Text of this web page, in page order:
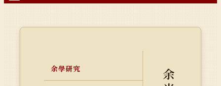
余學研究
余